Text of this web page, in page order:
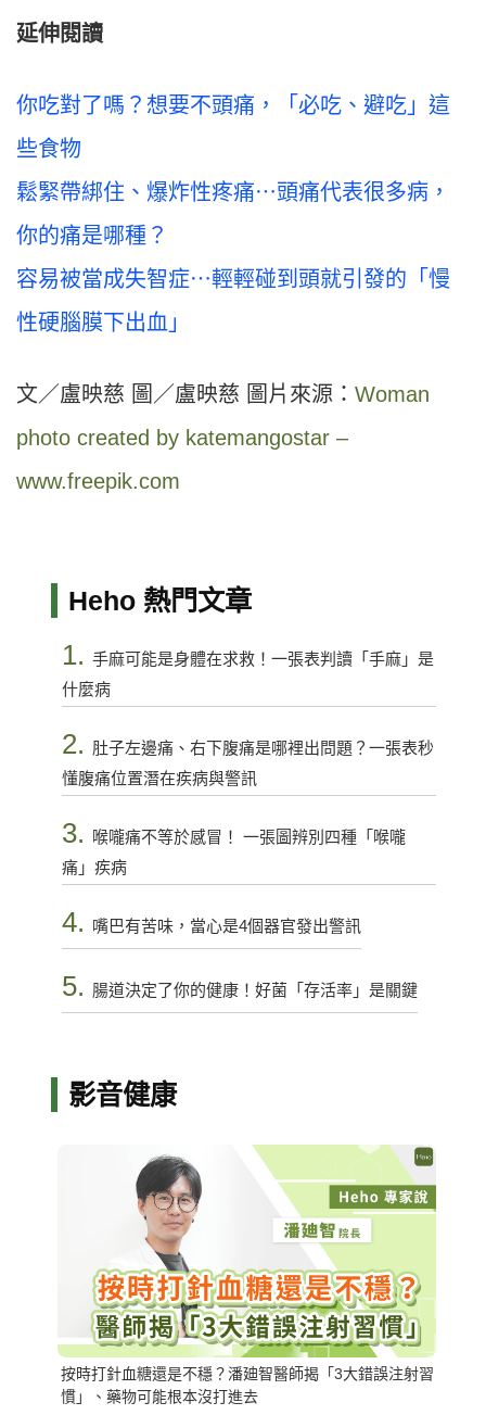
延伸閱讀
你吃對了嗎？想要不頭痛，「必吃、避吃」這
些食物
鬆緊帶綁住、爆炸性疼痛⋯頭痛代表很多病，
你的痛是哪種？
容易被當成失智症⋯輕輕碰到頭就引發的「慢
性硬腦膜下出血」
文／盧映慈 圖／盧映慈 圖片來源： Woman
photo created by katemangostar –
www.freepik.com
Heho 熱門文章
1. 手麻可能是身體在求救！一張表判讀「手麻」是
什麼病
2. 肚子左邊痛、右下腹痛是哪裡出問題？一張表秒
懂腹痛位置潛在疾病與警訊
3.
喉嚨痛不等於感冒！ 一張圖辨別四種「喉嚨
痛」疾病
4. 嘴巴有苦味，當心是4個器官發出警訊
5. 腸道決定了你的健康！好菌「存活率」是關鍵
影音健康
按時打針血糖還是不穩？潘廸智醫師揭「3大錯誤注射習
慣」、藥物可能根本沒打進去